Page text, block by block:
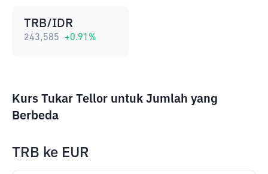
TRB/IDR
243,585 +0.91 %
Kurs Tukar Tellor untuk Jumlah yang
Berbeda
TRB ke EUR